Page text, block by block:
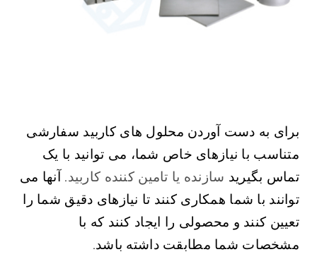
برای به دست آوردن محلول های کاربید سفارشی
متناسب با نیازهای خاص شما، می توانید با یک
تماس بگیرید سازنده یا تامین کننده کاربید. آنها می
توانند با شما همکاری کنند تا نیازهای دقیق شما را
تعیین کنند و محصولی را ایجاد کنند که با
مشخصات شما مطابقت داشته باشد.